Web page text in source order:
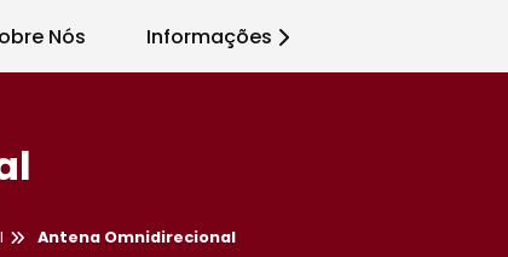
Nós Informações
Antena Omnidirecional